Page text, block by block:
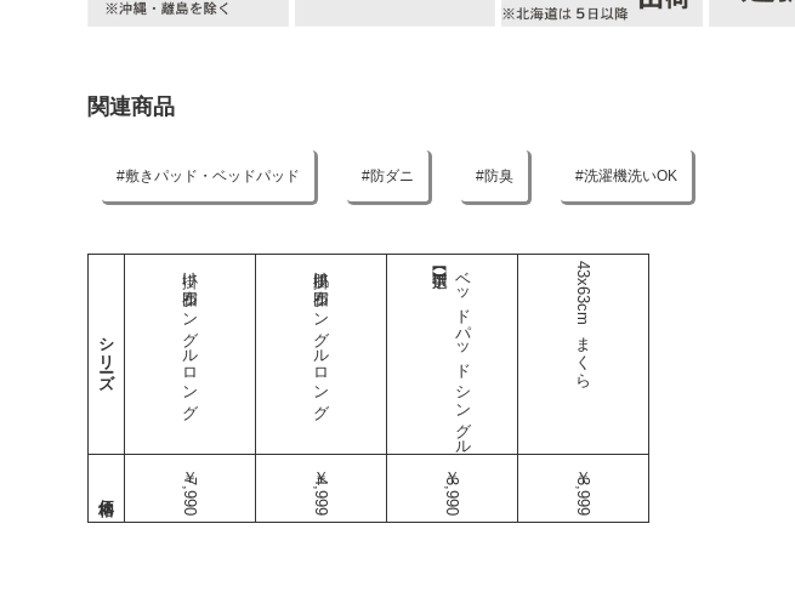
関連商品
敷きパッド・ベッドパッド 防ダニ 防臭 洗濯機洗いOK
シリーズ 掛け布団 シングルロング
￥7,990
肌掛け布団 シングルロング
￥4,999
ベッドパッド シングル
￥3,990
43x63cmまくら
￥3,999